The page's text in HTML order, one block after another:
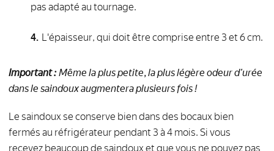
pas adapté au tournage.
L'épaisseur, qui doit être comprise entre 3 et 6 cm.
Important :Même la plus petite, la plus légère odeur d'urée
dans le saindoux augmentera plusieurs fois !
Le saindoux se conserve bien dans des bocaux bien
fermés au réfrigérateur pendant 3 à 4 mois. Si vous
recevez beaucoup de saindoux et que vous ne pouvez pas